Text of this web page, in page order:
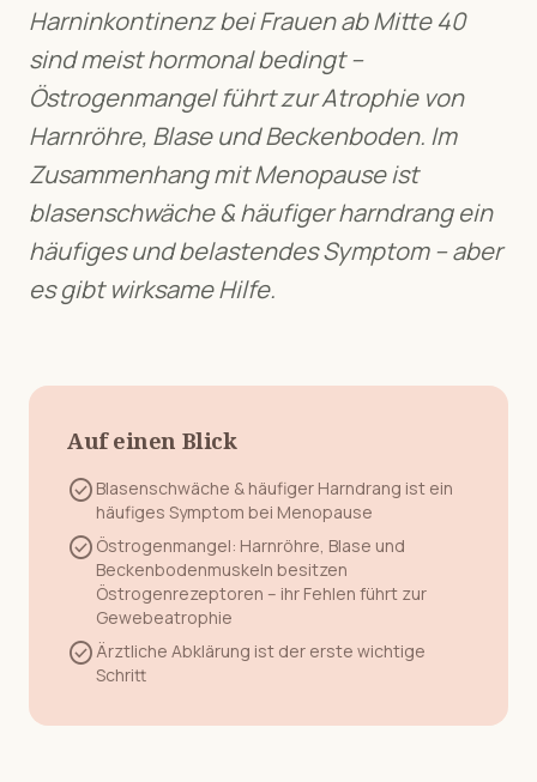
Harninkontinenz bei Frauen ab Mitte 40
sind meist hormonal bedingt –
Östrogenmangel führt zur Atrophie von
Harnröhre, Blase und Beckenboden. Im
Zusammenhang mitMenopauseist
blasenschwäche & häufiger harndrangein
häufiges und belastendes Symptom – aber
es gibt wirksame Hilfe.
Auf einen Blick
check_circle Blasenschwäche & häufiger Harndrang ist ein
häufiges Symptom bei Menopause
check_circle Östrogenmangel: Harnröhre, Blase und
Beckenbodenmuskeln besitzen
Östrogenrezeptoren – ihr Fehlen führt zur
Gewebeatrophie
check_circleÄrztliche Abklärung ist der erste wichtige
Schritt